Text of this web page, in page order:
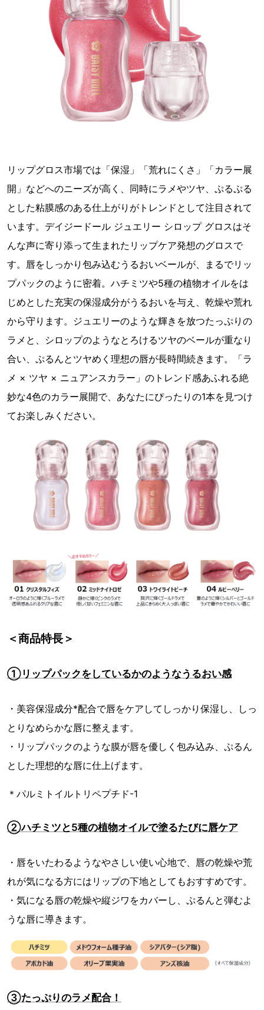
リップグロス市場では「保湿」「荒れにくさ」「カラー展
開」などへのニーズが高く、同時にラメやツヤ、ぷるぷる
とした粘膜感のある仕上がりがトレンドとして注目されて
います。デイジードール ジュエリー シロップ グロスはそ
んな声に寄り添って生まれたリップケア発想のグロスで
す。唇をしっかり包み込むうるおいベールが、まるでリッ
プパックのように密着。ハチミツや5種の植物オイルをは
じめとした充実の保湿成分がうるおいを与え、乾燥や荒れ
から守ります。ジュエリーのような輝きを放つたっぷりの
ラメと、シロップのようなとろけるツヤのベールが重なり
合い、ぷるんとツヤめく理想の唇が長時間続きます。「ラ
メ × ツヤ × ニュアンスカラー」のトレンド感あふれる絶
妙な4色のカラー展開で、あなたにぴったりの1本を見つけ
てお楽しみください。
＜商品特長＞
①リップパックをしているかのようなうるおい感
・美容保湿成分*配合で唇をケアしてしっかり保湿し、しっ
とりなめらかな唇に整えます。
・リップパックのような膜が唇を優しく包み込み、ぷるん
とした理想的な唇に仕上げます。
＊パルミトイルトリペプチド-1
②ハチミツと5種の植物オイルで塗るたびに唇ケア
・唇をいたわるようなやさしい使い心地で、唇の乾燥や荒
れが気になる方にはリップの下地としてもおすすめです。
・気になる唇の乾燥や縦ジワをカバーし、ぷるんと弾むよ
うな唇に導きます。
③たっぷりのラメ配合！